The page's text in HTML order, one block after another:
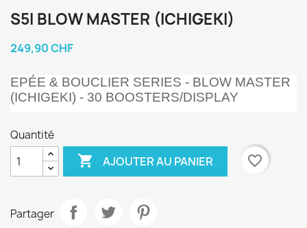
S5I BLOW MASTER (ICHIGEKI)
249,90 CHF
EPÉE & BOUCLIER SERIES - BLOW MASTER
(ICHIGEKI) - 30 BOOSTERS/DISPLAY
Quantité
 AJOUTER AU PANIER favorite_border
Partager